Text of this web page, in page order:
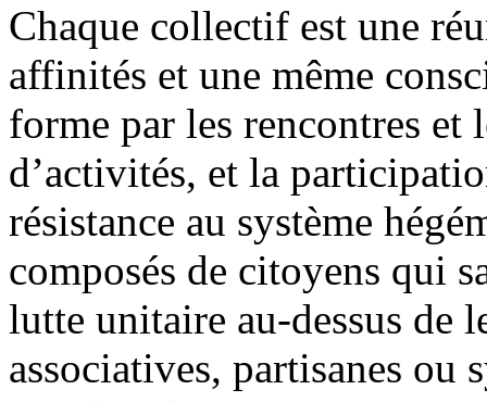
Chaque collectif est une
affinités et une même
forme par les rencontres et
d’activités, et la
résistance au système
composés de citoyens qui
lutte unitaire au-dessus de
associatives, partisanes ou